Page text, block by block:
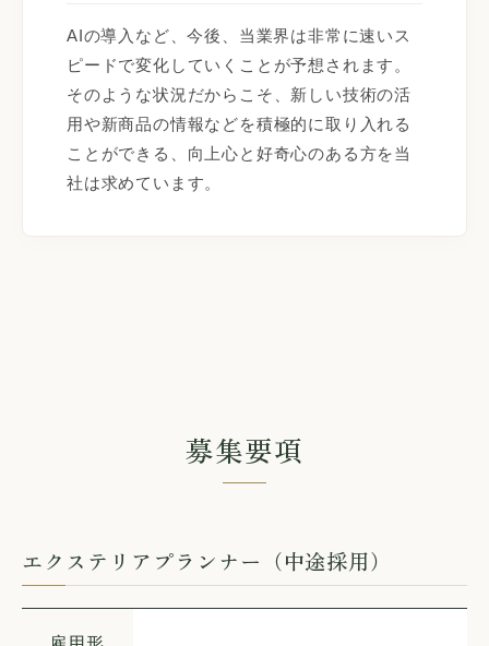
AIの導入など、今後、当業界は非常に速いス
ピードで変化していくことが予想されます。
そのような状況だからこそ、新しい技術の活
用や新商品の情報などを積極的に取り入れる
ことができる、向上心と好奇心のある方を当
社は求めています。
募集要項
エクステリアプランナー（中途採用）